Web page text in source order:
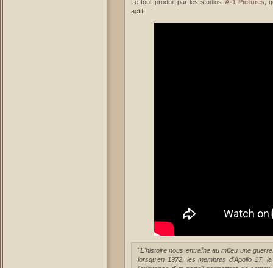
Le tout produit par les studios A-1 Pictures ,
actif.
"L'histoire nous entraîne au milieu une
lorsqu'en 1972, les membres d'Apollo 17,